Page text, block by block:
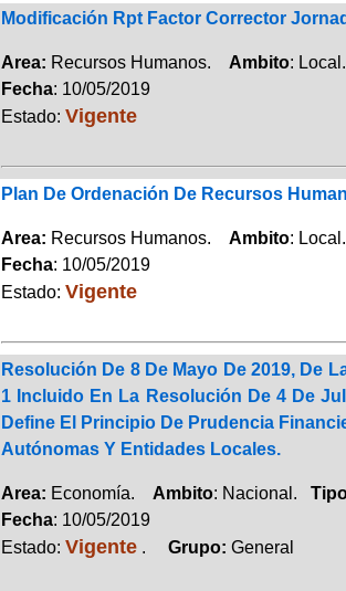
Modificación Rpt Factor Corrector
Area: Recursos Humanos. Ambito:
Fecha: 10/05/2019
Estado: Vigente
Plan De Ordenación De Recursos
Area: Recursos Humanos. Ambito:
Fecha: 10/05/2019
Estado: Vigente
Resolución De 8 De Mayo De 2019, De
1 Incluido En La Resolución De 4 De
Define El Principio De Prudencia
Autónomas Y Entidades Locales.
Area: Economía. Ambito: Nacional.
Fecha: 10/05/2019
Estado: Vigente. Grupo: General